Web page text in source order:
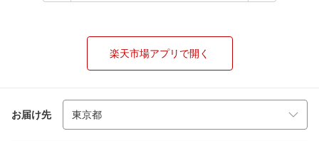
楽天市場アプリで開く
お届け先